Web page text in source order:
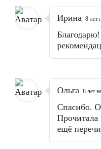
Ирина 8 лет
Ольга 8 лет
Спасибо.
ещё